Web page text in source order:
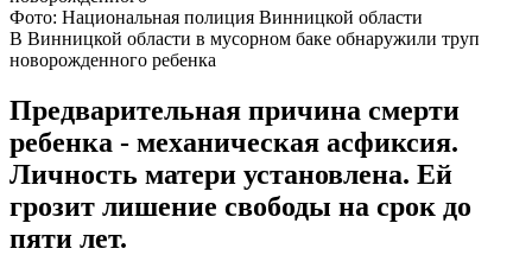
Фото: Национальная полиция Винницкой области
В Винницкой области в мусорном баке обнаружили труп
новорожденного ребенка
Предварительная причина смерти
ребенка - механическая асфиксия.
Личность матери установлена. Ей
грозит лишение свободы на срок до
пяти лет.